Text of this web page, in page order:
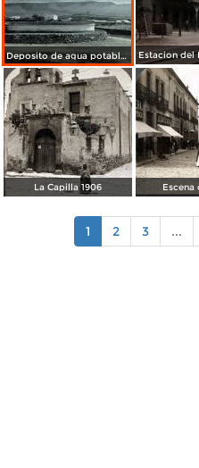
Deposito de agua potable ( Circulada el 11 de Diciembre de 1920 ).
La Capilla 1906 Escena
1 2 3 ...